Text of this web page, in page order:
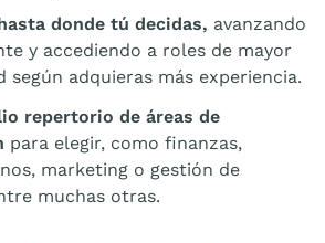
donde tú decidas, avanzando
y accediendo a roles de mayor
según adquieras más experiencia.
repertorio de áreas de
para elegir, como finanzas,
marketing o gestión de
muchas otras.